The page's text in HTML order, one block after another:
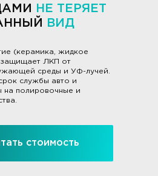
НЕ ТЕРЯЕТ
ВИД
(керамика, жидкое
защищает ЛКП от
среды и УФ-лучей.
службы авто и
на полировочные и
стоимость